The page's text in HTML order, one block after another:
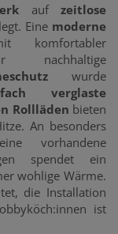
aufzeitlose
Eine moderne
komfortabler
wurde
verglaste
Rollläden bieten
An besonders
vorhandene
spendet ein
wohlige Wärme.
die Installation
ist